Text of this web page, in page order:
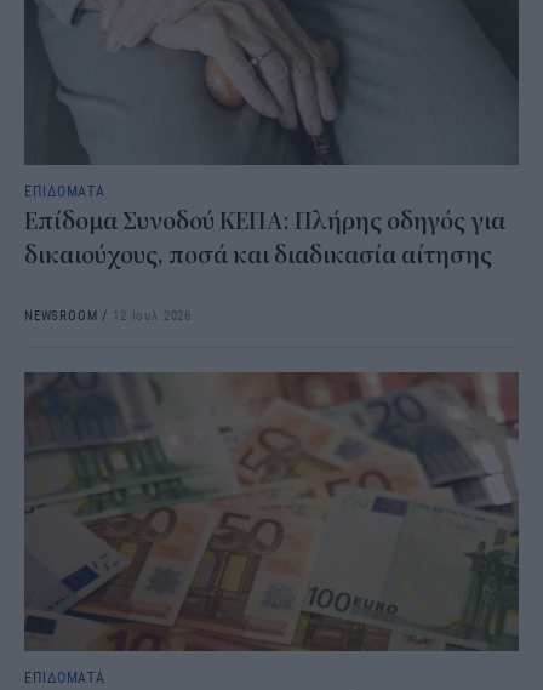
ΕΠΙΔΟΜΑΤΑ
Επίδομα Συνοδού ΚΕΠΑ: Πλήρης οδηγός για
δικαιούχους, ποσά και διαδικασία αίτησης
NEWSROOM / 12 Ιουλ 2026
ΕΠΙΔΟΜΑΤΑ